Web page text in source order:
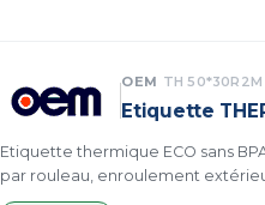
OEM TH
Etiquette
Etiquette thermique ECO sans
par rouleau, enroulement